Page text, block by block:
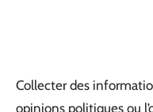
Collecter des
opinions politiques ou